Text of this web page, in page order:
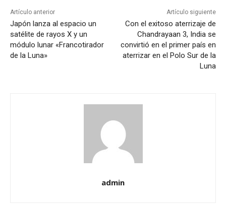
Artículo anterior
Japón lanza al espacio un
satélite de rayos X y un
módulo lunar «Francotirador
de la Luna»
Artículo siguiente
Con el exitoso aterrizaje de
Chandrayaan 3, India se
convirtió en el primer país en
aterrizar en el Polo Sur de la
Luna
admin